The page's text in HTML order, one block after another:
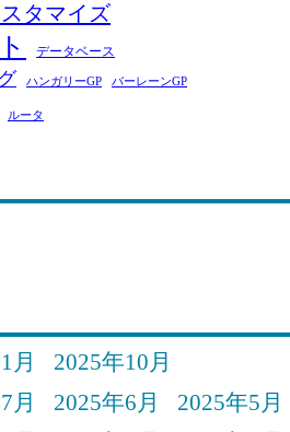
タマイズ
データベース
ハンガリーGP バーレーンGP
ルータ
月
2025年10月
月 2025年6月
2025年5月